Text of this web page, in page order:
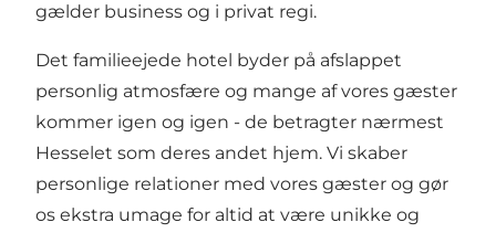
gælder business og i privat regi.
Det familieejede hotel byder på afslappet
personlig atmosfære og mange af vores gæster
kommer igen og igen - de betragter nærmest
Hesselet som deres andet hjem. Vi skaber
personlige relationer med vores gæster og gør
os ekstra umage for altid at være unikke og